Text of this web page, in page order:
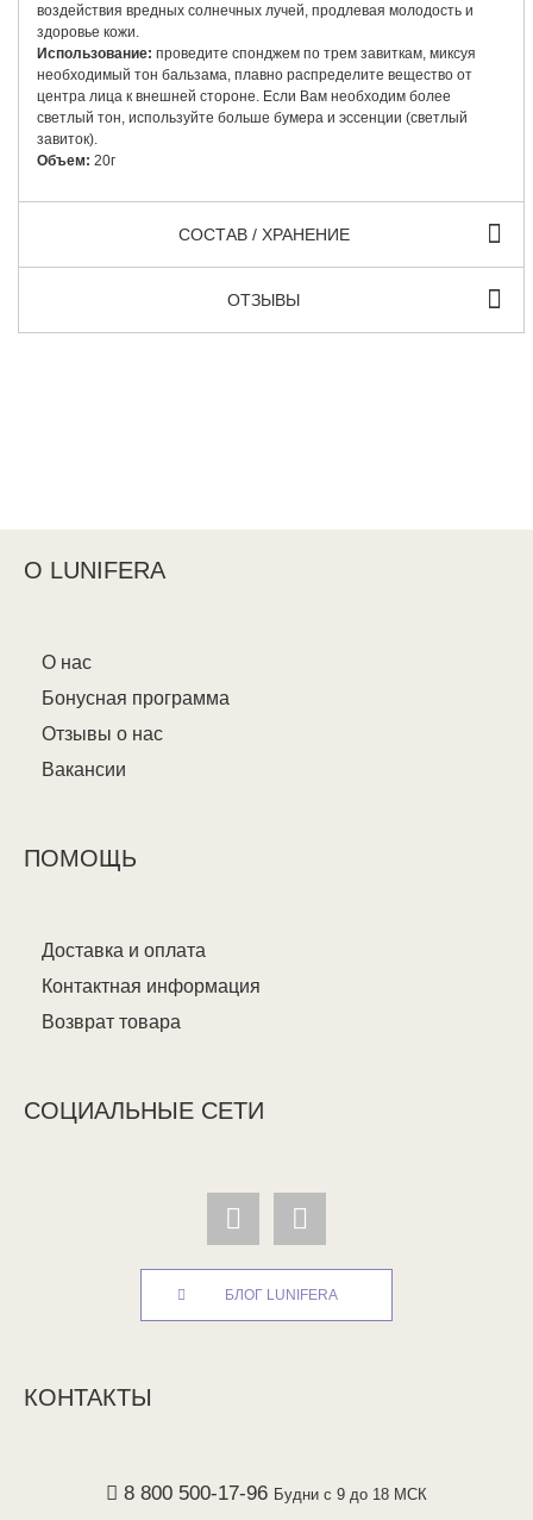
воздействия вредных солнечных лучей, продлевая молодость и
здоровье кожи.
Использование: проведите спонджем по трем завиткам, миксуя
необходимый тон бальзама, плавно распределите вещество от
центра лица к внешней стороне. Если Вам необходим более
светлый тон, используйте больше бумера и эссенции (светлый
завиток).
Объем: 20г
СОСТАВ / ХРАНЕНИЕ
ОТЗЫВЫ
О LUNIFERA
О нас
Бонусная программа
Отзывы о нас
Вакансии
ПОМОЩЬ
Доставка и оплата
Контактная информация
Возврат товара
СОЦИАЛЬНЫЕ СЕТИ
БЛОГ LUNIFERA
КОНТАКТЫ
8 800 500-17-96 Будни с 9 до 18 МСК